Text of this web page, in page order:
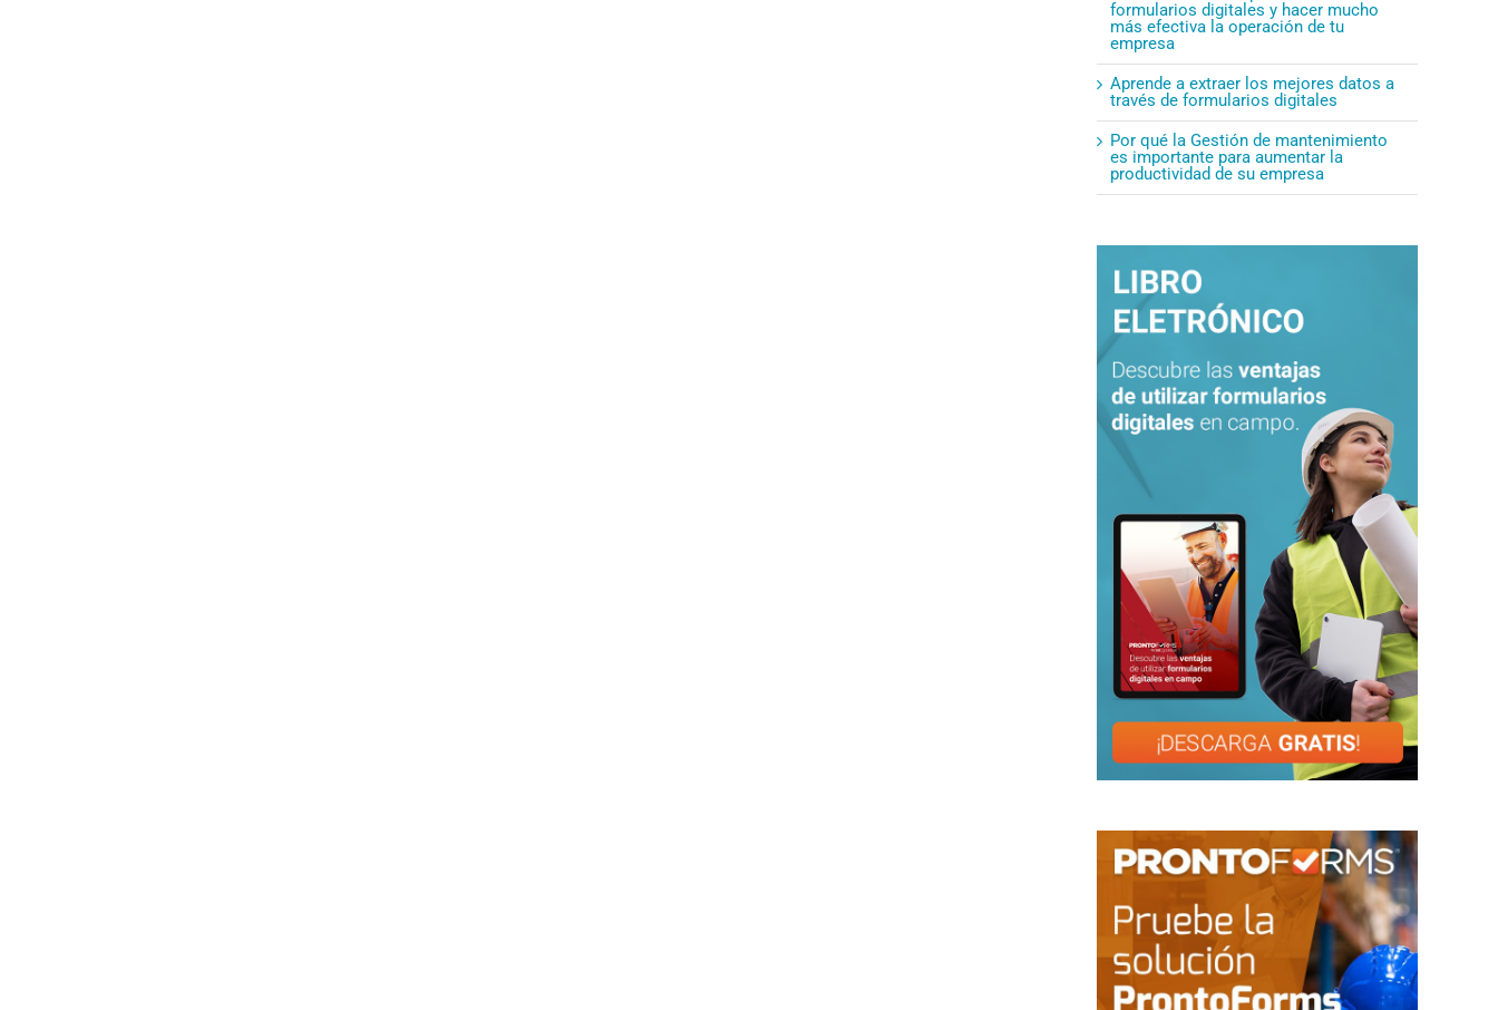
formularios digitales y hacer mucho
más efectiva la operación de tu
empresa
Aprende a extraer los mejores datos a
través de formularios digitales
Por qué la Gestión de mantenimiento
es importante para aumentar la
productividad de su empresa